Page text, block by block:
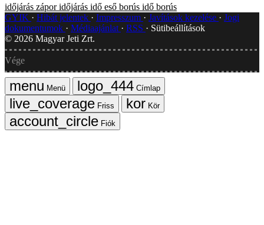
időjárás zápor időjárás idő eső borús idő borús
GYIK
Hibát jelentek Impresszum Javítások kezelése
Jogi
dokumentumok
Médiaajánlat RSS
Sütibeállítások
© 2026 Magyar Jeti Zrt.
Vége
Menü
Címlap
Friss
Kör
Fiók